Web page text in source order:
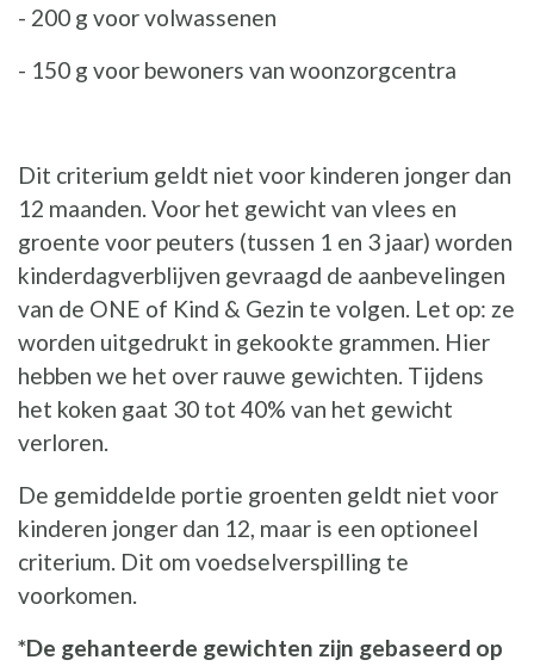
- 200 g voor volwassenen
- 150 g voor bewoners van woonzorgcentra
Dit criterium geldt niet voor kinderen jonger dan
12 maanden. Voor het gewicht van vlees en
groente voor peuters (tussen 1 en 3 jaar) worden
kinderdagverblijven gevraagd de aanbevelingen
van de ONE of Kind & Gezin te volgen. Let op: ze
worden uitgedrukt in gekookte grammen. Hier
hebben we het over rauwe gewichten. Tijdens
het koken gaat 30 tot 40% van het gewicht
verloren.
De gemiddelde portie groenten geldt niet voor
kinderen jonger dan 12, maar is een optioneel
criterium. Dit om voedselverspilling te
voorkomen.
*De gehanteerde gewichten zijn gebaseerd op